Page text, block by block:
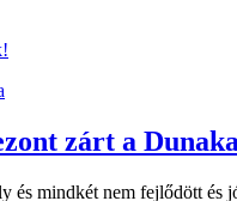
zárt a
és mindkét nem fejlődött és